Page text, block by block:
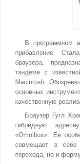
В программном
прибавление.
браузера,
тандеме с
Macintosh.
основных
качественную
Браузер Гугл
гибридную
«Omnibox». Ее
совмещает в
перехода, но и